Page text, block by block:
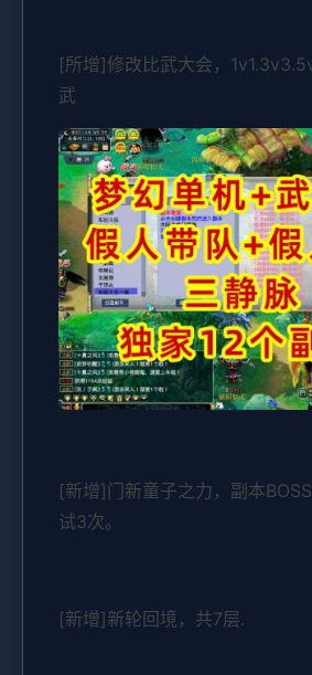
[所增]修改比武大会，
武
[新增]门新童子之力，副本
试3次。
[新增]新轮回境，共7层.